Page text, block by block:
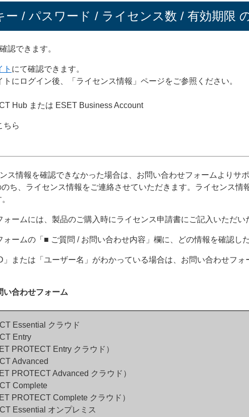
/ パスワード / ライセンス数 / 有効期限
認できます。
ト にて確認できます。
トにログイン後、「ライセンス情報」ページをご参照ください。
Hub または ESET Business Account
ちら
ス情報を確認できなかった場合は、お問い合わせフォームよりサ
ち、ライセンス情報をご連絡させていただきます。ライセンス
ォームには、製品のご購入時にライセンス申請書にご記入いただい
ォームの「■ ご質問 / お問い合わせ内容」欄に、どの情報を確認し
」または「ユーザー名」がわかっている場合は、お問い合わせフ
合わせフォーム
Essential クラウド
Entry
PROTECT Entry クラウド）
Advanced
PROTECT Advanced クラウド）
Complete
PROTECT Complete クラウド）
Essential オンプレミス